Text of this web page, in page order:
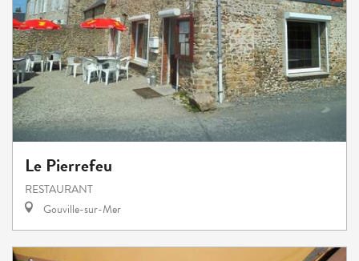
Le Pierrefeu
RESTAURANT
Gouville-sur-Mer